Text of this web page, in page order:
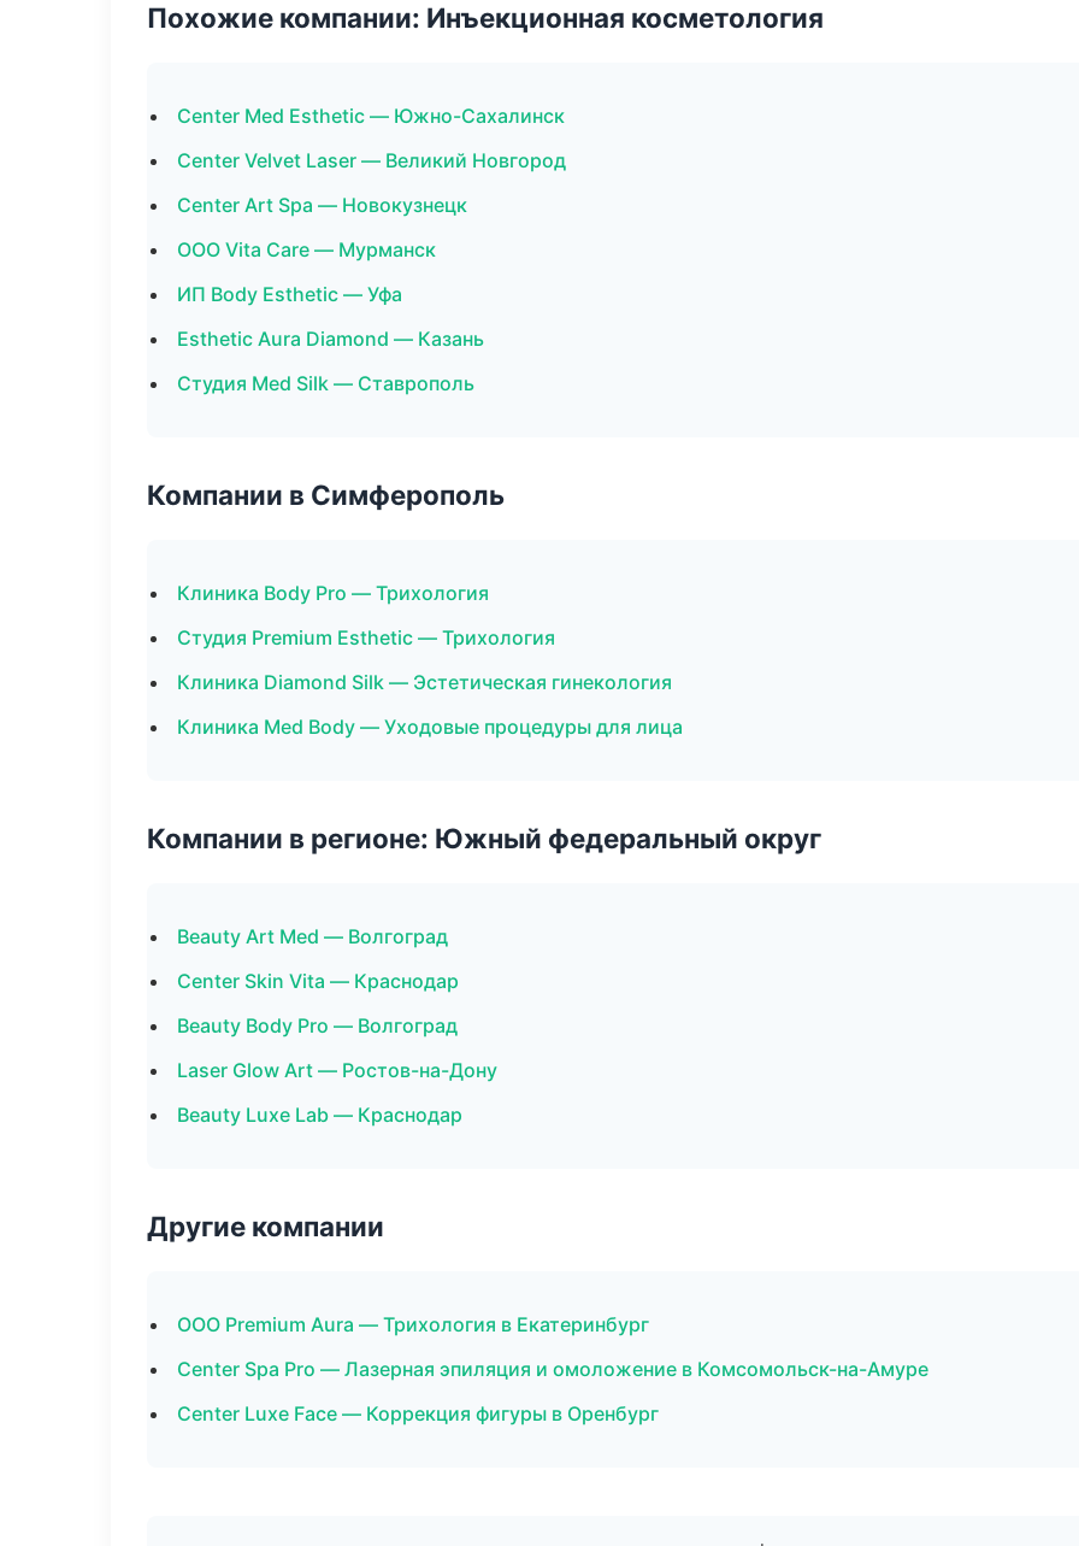
Похожие компании: Инъекционная косметология
Center Med Esthetic — Южно-Сахалинск
Center Velvet Laser — Великий Новгород
Center Art Spa — Новокузнецк
ООО Vita Care — Мурманск
ИП Body Esthetic — Уфа
Esthetic Aura Diamond — Казань
Студия Med Silk — Ставрополь
Компании в Симферополь
Клиника Body Pro — Трихология
Студия Premium Esthetic — Трихология
Клиника Diamond Silk — Эстетическая гинекология
Клиника Med Body — Уходовые процедуры для лица
Компании в регионе: Южный федеральный округ
Beauty Art Med — Волгоград
Center Skin Vita — Краснодар
Beauty Body Pro — Волгоград
Laser Glow Art — Ростов-на-Дону
Beauty Luxe Lab — Краснодар
Другие компании
ООО Premium Aura — Трихология в Екатеринбург
Center Spa Pro — Лазерная эпиляция и омоложение в Комсомольск-на-Амуре
Center Luxe Face — Коррекция фигуры в Оренбург